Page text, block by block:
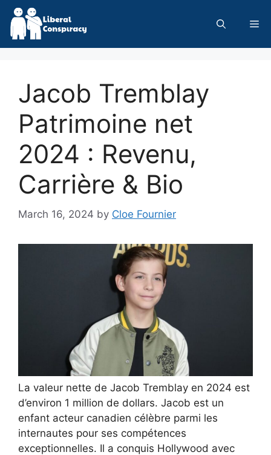
Skip
content
Jacob Tremblay
Patrimoine net
2024 : Revenu,
Carrière & Bio
March 16, 2024 by Cloe Fournier
La valeur nette de Jacob Tremblay en 2024 est
d’environ 1 million de dollars. Jacob est un
enfant acteur canadien célèbre parmi les
internautes pour ses compétences
exceptionnelles. Il a conquis Hollywood avec